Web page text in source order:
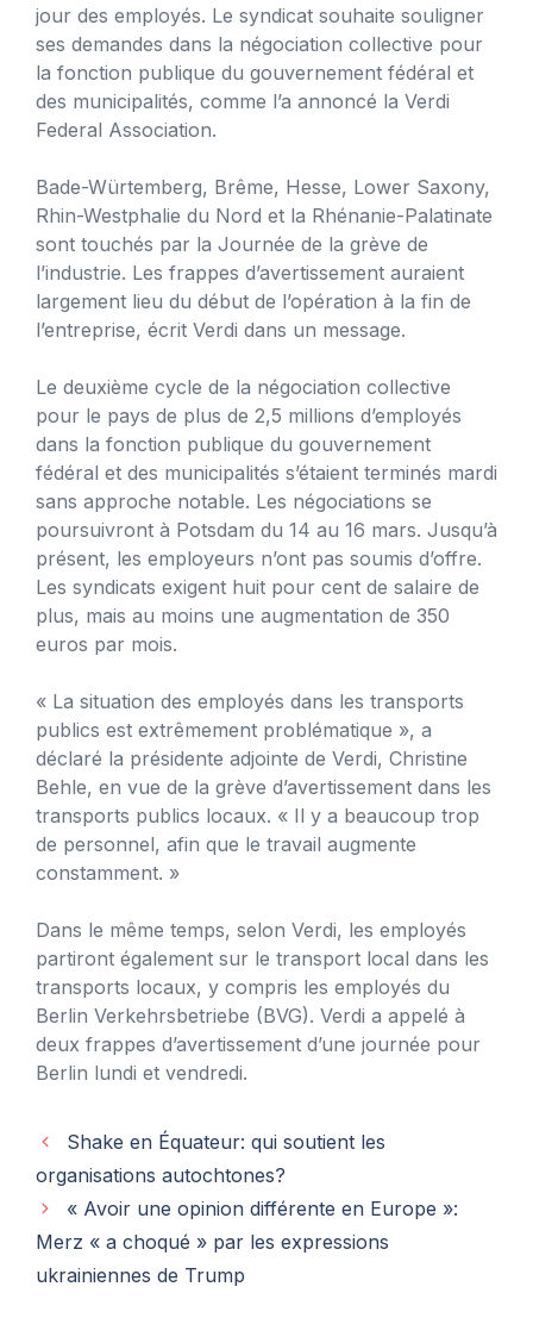
jour des employés. Le syndicat souhaite souligner
ses demandes dans la négociation collective pour
la fonction publique du gouvernement fédéral et
des municipalités, comme l’a annoncé la Verdi
Federal Association.
Bade-Würtemberg, Brême, Hesse, Lower Saxony,
Rhin-Westphalie du Nord et la Rhénanie-Palatinate
sont touchés par la Journée de la grève de
l’industrie. Les frappes d’avertissement auraient
largement lieu du début de l’opération à la fin de
l’entreprise, écrit Verdi dans un message.
Le deuxième cycle de la négociation collective
pour le pays de plus de 2,5 millions d’employés
dans la fonction publique du gouvernement
fédéral et des municipalités s’étaient terminés mardi
sans approche notable. Les négociations se
poursuivront à Potsdam du 14 au 16 mars. Jusqu’à
présent, les employeurs n’ont pas soumis d’offre.
Les syndicats exigent huit pour cent de salaire de
plus, mais au moins une augmentation de 350
euros par mois.
« La situation des employés dans les transports
publics est extrêmement problématique », a
déclaré la présidente adjointe de Verdi, Christine
Behle, en vue de la grève d’avertissement dans les
transports publics locaux. « Il y a beaucoup trop
de personnel, afin que le travail augmente
constamment. »
Dans le même temps, selon Verdi, les employés
partiront également sur le transport local dans les
transports locaux, y compris les employés du
Berlin Verkehrsbetriebe (BVG). Verdi a appelé à
deux frappes d’avertissement d’une journée pour
Berlin lundi et vendredi.
Shake en Équateur: qui soutient les
organisations autochtones?
« Avoir une opinion différente en Europe »:
Merz « a choqué » par les expressions
ukrainiennes de Trump